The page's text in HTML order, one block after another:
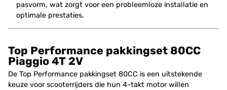
pasvorm, wat zorgt voor een probleemloze installatie en
optimale prestaties.
Top Performance pakkingset 80CC
Piaggio 4T 2V
De Top Performance pakkingset 80CC is een uitstekende
keuze voor scooterrijders die hun 4-takt motor willen